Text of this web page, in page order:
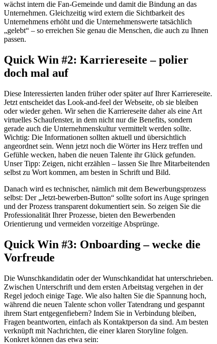
wächst intern die Fan-Gemeinde und damit die Bindung an das
Unternehmen. Gleichzeitig wird extern die Sichtbarkeit des
Unternehmens erhöht und die Unternehmenswerte tatsächlich
„gelebt“ – so erreichen Sie genau die Menschen, die auch zu Ihnen
passen.
Quick Win #2: Karriereseite – polier
doch mal auf
Diese Interessierten landen früher oder später auf Ihrer Karriereseite.
Jetzt entscheidet das Look-and-feel der Webseite, ob sie bleiben
oder wieder gehen. Wir sehen die Karriereseite daher als eine Art
virtuelles Schaufenster, in dem nicht nur die Benefits, sondern
gerade auch die Unternehmenskultur vermittelt werden sollte.
Wichtig: Die Informationen sollten aktuell und übersichtlich
angeordnet sein. Wenn jetzt noch die Wörter ins Herz treffen und
Gefühle wecken, haben die neuen Talente ihr Glück gefunden.
Unser Tipp: Zeigen, nicht erzählen – lassen Sie Ihre Mitarbeitenden
selbst zu Wort kommen, am besten in Schrift und Bild.
Danach wird es technischer, nämlich mit dem Bewerbungsprozess
selbst: Der „Jetzt-bewerben-Button“ sollte sofort ins Auge springen
und der Prozess transparent dokumentiert sein. So zeigen Sie die
Professionalität Ihrer Prozesse, bieten den Bewerbenden
Orientierung und vermeiden vorzeitige Absprünge.
Quick Win #3: Onboarding – wecke die
Vorfreude
Die Wunschkandidatin oder der Wunschkandidat hat unterschrieben.
Zwischen Unterschrift und dem ersten Arbeitstag vergehen in der
Regel jedoch einige Tage. Wie also halten Sie die Spannung hoch,
während die neuen Talente schon voller Tatendrang und gespannt
ihrem Start entgegenfiebern? Indem Sie in Verbindung bleiben,
Fragen beantworten, einfach als Kontaktperson da sind. Am besten
verknüpft mit Nachrichten, die einer klaren Storyline folgen.
Konkret können das etwa sein: